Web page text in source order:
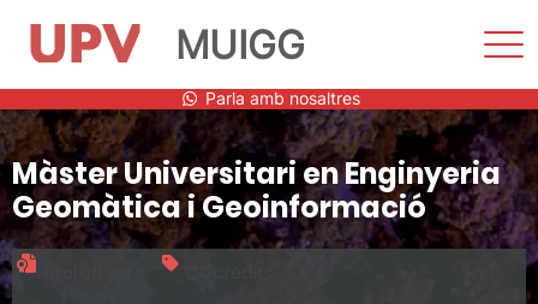
al
contingut
MUIGG
Parla amb nosaltres
Màster Universitari en Enginyeria
Geomàtica i Geoinformació